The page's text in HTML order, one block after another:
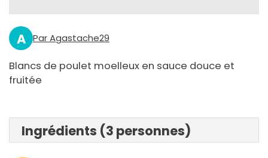
A Par Agastache29
Blancs de poulet moelleux en sauce douce et
fruitée
Ingrédients (3 personnes)